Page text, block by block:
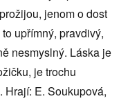
jenom o dost
upřímný, pravdivý,
nesmyslný. Láska je
je trochu
Hrají: E. Soukupová,